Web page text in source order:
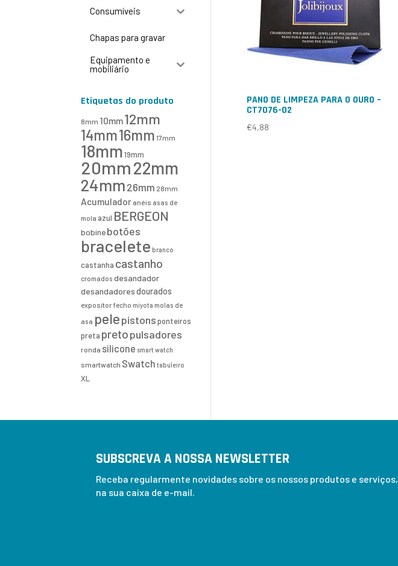
PANO DE LIMPEZA PARA O OURO –
CT7076-O2
€4,88
Consumíveis
Chapas para gravar
Equipamento e
mobiliário
Etiquetas do produto
8mm 10mm12mm
14mm16mm 17mm
18mm 19mm
20mm22mm
24mm 26mm 28mm
Acumulador anéis asas de
mola azul BERGEON
bobinebotões
bracelete branco
castanha castanho
cromados desandador
desandadores dourados
expositor fecho miyota molas de
asa pelepistons ponteiros
preta pretopulsadores
ronda silicone smart watch
smartwatch Swatch tabuleiro
XL
SUBSCREVA A NOSSA NEWSLETTER
Receba regularmente novidades sobre os nossos produtos e serviços,
na sua caixa de e-mail.